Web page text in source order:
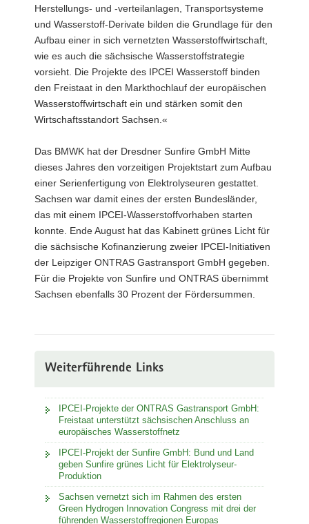
Herstellungs- und -verteilanlagen, Transportsysteme
und Wasserstoff-Derivate bilden die Grundlage für den
Aufbau einer in sich vernetzten Wasserstoffwirtschaft,
wie es auch die sächsische Wasserstoffstrategie
vorsieht. Die Projekte des IPCEI Wasserstoff binden
den Freistaat in den Markthochlauf der europäischen
Wasserstoffwirtschaft ein und stärken somit den
Wirtschaftsstandort Sachsen.«
Das BMWK hat der Dresdner Sunfire GmbH Mitte
dieses Jahres den vorzeitigen Projektstart zum Aufbau
einer Serienfertigung von Elektrolyseuren gestattet.
Sachsen war damit eines der ersten Bundesländer,
das mit einem IPCEI-Wasserstoffvorhaben starten
konnte. Ende August hat das Kabinett grünes Licht für
die sächsische Kofinanzierung zweier IPCEI-Initiativen
der Leipziger ONTRAS Gastransport GmbH gegeben.
Für die Projekte von Sunfire und ONTRAS übernimmt
Sachsen ebenfalls 30 Prozent der Fördersummen.
Weiterführende Links
IPCEI-Projekte der ONTRAS Gastransport GmbH:
Freistaat unterstützt sächsischen Anschluss an
europäisches Wasserstoffnetz
IPCEI-Projekt der Sunfire GmbH: Bund und Land
geben Sunfire grünes Licht für Elektrolyseur-
Produktion
Sachsen vernetzt sich im Rahmen des ersten
Green Hydrogen Innovation Congress mit drei der
führenden Wasserstoffregionen Europas